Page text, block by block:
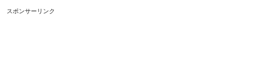
スポンサーリンク